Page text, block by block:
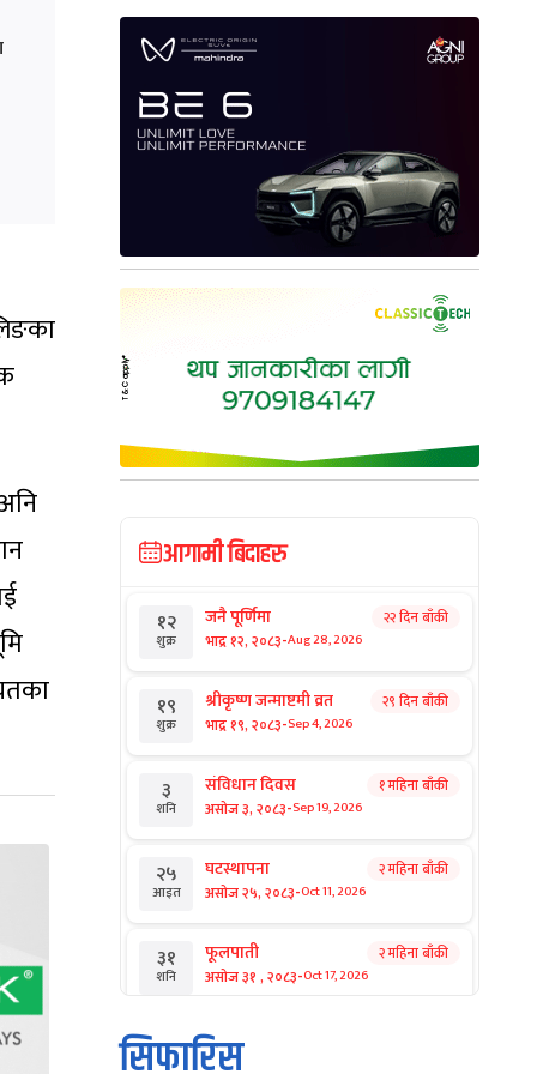
आगामी बिदाहरु
१२
शुक्र
जनै पूर्णिमा
भाद्र १२, २०८३-Aug 28, 2026
२२ दिन बाँकी
१९
शुक्र
श्रीकृष्ण जन्माष्टमी व्रत
भाद्र १९, २०८३-Sep 4, 2026
२९ दिन बाँकी
३
शनि
संविधान दिवस
असोज ३, २०८३-Sep 19, 2026
१ महिना बाँकी
२५
आइत
घटस्थापना
असोज २५, २०८३-Oct 11, 2026
२ महिना बाँकी
३१
शनि
फूलपाती
असोज ३१ , २०८३-Oct 17, 2026
२ महिना बाँकी
१
आइत
कार्तिक सङ्क्रान्ति
कार्तिक १, २०८३
सिफारिस